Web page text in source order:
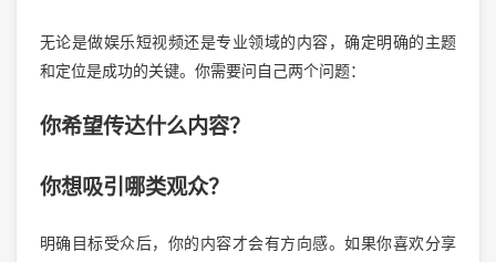
无论是做娱乐短视频还是专业领域的内容，确定明确的主题
和定位是成功的关键。你需要问自己两个问题：
你希望传达什么内容？
你想吸引哪类观众？
明确目标受众后，你的内容才会有方向感。如果你喜欢分享